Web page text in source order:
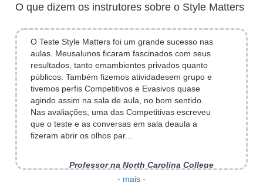
O que dizem os instrutores sobre o Style Matters
O Teste Style Matters foi um grande sucesso nas
aulas. Meusalunos ficaram fascinados com seus
resultados, tanto emambientes privados quanto
públicos. Também fizemos atividadesem grupo e
tivemos perfis Competitivos e Evasivos quase
agindo assim na sala de aula, no bom sentido.
Nas avaliações, uma das Competitivas escreveu
que o teste e as conversas em sala deaula a
fizeram abrir os olhos par...
Professor na North Carolina College
- mais -